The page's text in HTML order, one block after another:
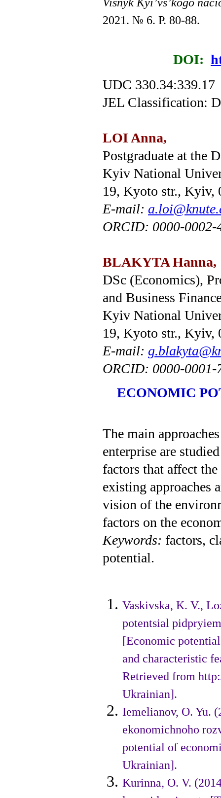
Visnyk Kyi’vs’kogo
2021. № 6. P. 80-88.
DOI:
UDC 330.34:339.17
JEL Classification:
LOI Anna,
Postgraduate at the
Kyiv National
19, Kyoto str., Kyiv,
E-mail:
ORCID: 0000-0002-
BLAKYTA Hanna,
DSc (Economics),
and Business
Kyiv National
19, Kyoto str., Kyiv,
E-mail:
ORCID: 0000-0001-
ECONOMIC
The main
enterprise are
factors that affect
existing approaches
vision of the
factors on the
Keywords: factors,
potential.
Vaskivska, K. V.,
potentsial
[Eco­nomic
and cha­racteristic
Retrieved from
Ukrainian].
Iemelianov, O. Yu.
ekonomichnoho
poten­tial of
Ukrainian].
Kurinna, O. V.